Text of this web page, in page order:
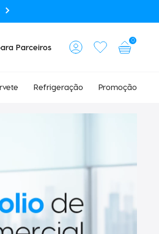
Parceiros
0
Refrigeração Promoção